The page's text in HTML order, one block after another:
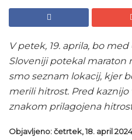
V petek, 19. aprila, bo
Sloveniji potekal maraton
smo seznam lokacij, kjer
merili hitrost. Pred
znakom prilagojena
Objavljeno: četrtek, 18. april